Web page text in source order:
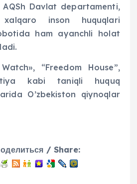
Davlat departamenti,
inson huquqlari
ham ayanchli holat
“Freedom House”,
kabi taniqli huquq
O’zbekiston qiynoqlar
/ Share: